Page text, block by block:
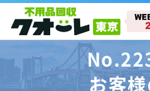
お客